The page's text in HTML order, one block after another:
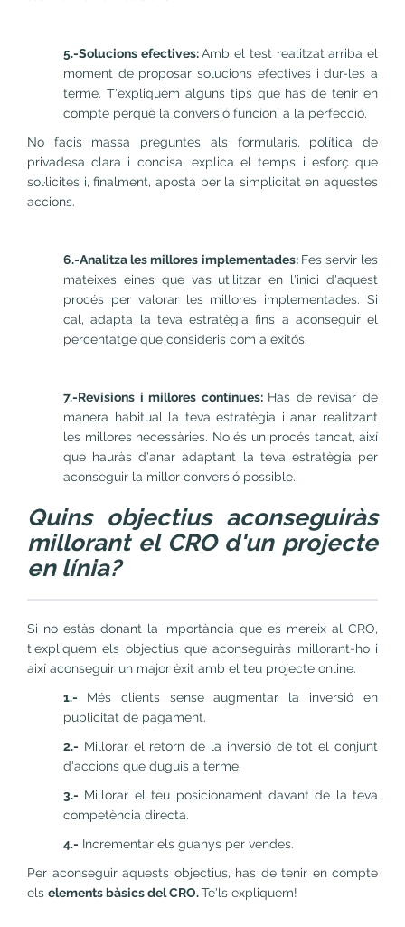
5.-Solucions efectives:Amb el test realitzat arriba el
moment de proposar solucions efectives i dur-les a
terme. T'expliquem alguns tips que has de tenir en
compte perquè la conversió funcioni a la perfecció.
No facis massa preguntes als formularis, política de
privadesa clara i concisa, explica el temps i esforç que
sol·licites i, finalment, aposta per la simplicitat en aquestes
accions.
6.-Analitza les millores implementades: Fes servir les
mateixes eines que vas utilitzar en l'inici d'aquest
procés per valorar les millores implementades. Si
cal, adapta la teva estratègia fins a aconseguir el
percentatge que consideris com a exitós.
7.-Revisions i millores contínues: Has de revisar de
manera habitual la teva estratègia i anar realitzant
les millores necessàries. No és un procés tancat, així
que hauràs d'anar adaptant la teva estratègia per
aconseguir la millor conversió possible.
Quins objectius aconseguiràs
millorant el CRO d'un projecte
en línia?
Si no estàs donant la importància que es mereix al CRO,
t'expliquem els objectius que aconseguiràs millorant-ho i
així aconseguir un major èxit amb el teu projecte online.
1.- Més clients sense augmentar la inversió en
publicitat de pagament.
2.- Millorar el retorn de la inversió de tot el conjunt
d'accions que duguis a terme.
3.- Millorar el teu posicionament davant de la teva
competència directa.
4.- Incrementar els guanys per vendes.
Per aconseguir aquests objectius, has de tenir en compte
els elements bàsics del CRO.Te'ls expliquem!